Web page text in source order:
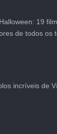
19
de todos os
incríveis de